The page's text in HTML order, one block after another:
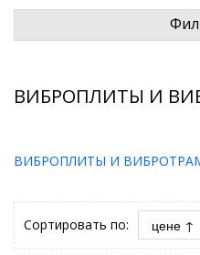
ВИБРОПЛИТЫ И
ВИБРОПЛИТЫ И
Сортировать по: